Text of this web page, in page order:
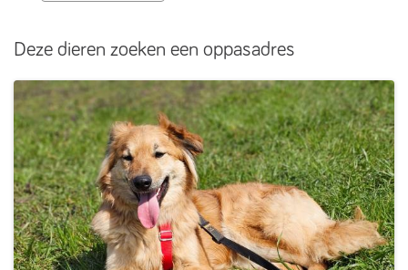
Deze dieren zoeken een oppasadres